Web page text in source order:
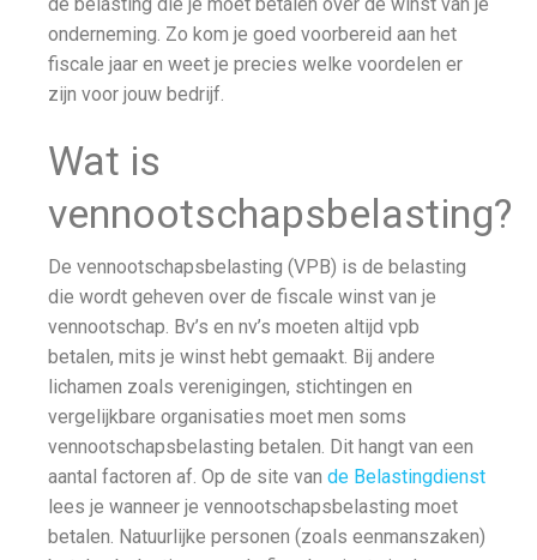
de belasting die je moet betalen over de winst van je
onderneming. Zo kom je goed voorbereid aan het
fiscale jaar en weet je precies welke voordelen er
zijn voor jouw bedrijf.
Wat is
vennootschapsbelasting?
De vennootschapsbelasting (VPB) is de belasting
die wordt geheven over de fiscale winst van je
vennootschap. Bv’s en nv’s moeten altijd vpb
betalen, mits je winst hebt gemaakt. Bij andere
lichamen zoals verenigingen, stichtingen en
vergelijkbare organisaties moet men soms
vennootschapsbelasting betalen. Dit hangt van een
aantal factoren af. Op de site van de Belastingdienst
lees je wanneer je vennootschapsbelasting moet
betalen. Natuurlijke personen (zoals eenmanszaken)